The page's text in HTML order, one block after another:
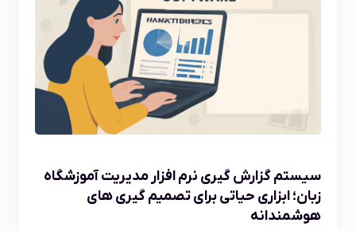
سیستم گزارش گیری نرم افزار مدیریت آموزشگاه
زبان؛ ابزاری حیاتی برای تصمیم گیری های
هوشمندانه